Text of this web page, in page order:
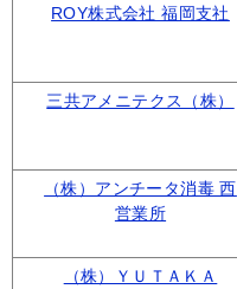
ROY株式会社 福岡支社
三共アメニテクス（株）
（株）アンチータ消毒 西
営業所
（株）ＹＵＴＡＫＡ